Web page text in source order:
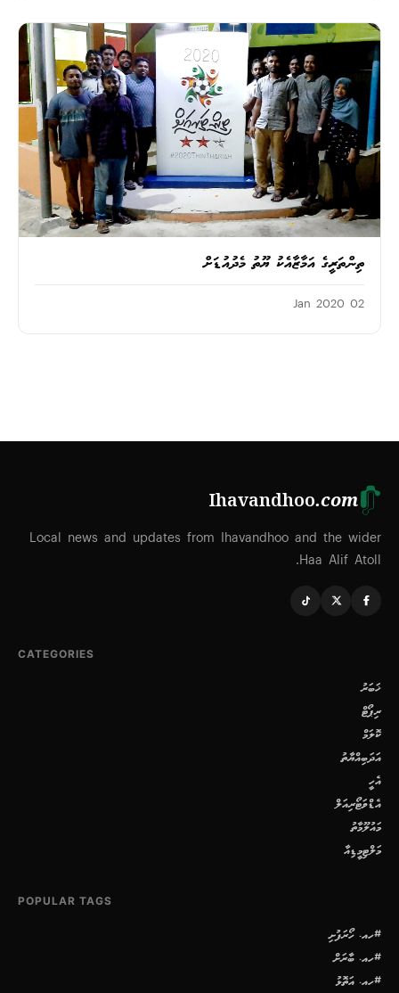
ތިންތަރީގެ އަމާޒާއެކު ޔޫތު މެދުއުޑަށް
02 Jan 2020
Ihavandhoo.com
Local news and updates from Ihavandhoo and the wider
Haa Alif Atoll.
CATEGORIES
ޚަބަރު
ރިޕޯޓް
ކޮލަމް
އަދަބިއްޔާތު
އެހީ
އެޑްވަޓޯރިއަލް
މައުލޫމާތު
މަލްޓިމީޑިއާ
POPULAR TAGS
#ހއ. ހޯރަފުށި
#ހއ. ބާރަށް
#ހއ. އަތޮޅު